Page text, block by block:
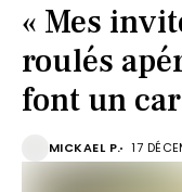
« Mes
roulés
font un
MICKAEL P. 17